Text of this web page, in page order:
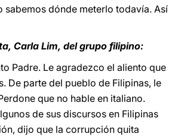
sabemos dónde meterlo todavía. Así
Carla Lim, del grupo filipino:
Padre. Le agradezco el aliento que
De parte del pueblo de Filipinas, le
que no hable en italiano.
de sus discursos en Filipinas
dijo que la corrupción quita